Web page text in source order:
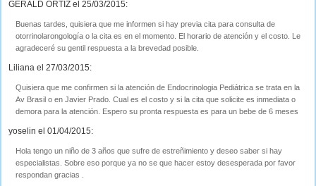
GERALD ORTIZ el 25/03/2015:
Buenas tardes, quisiera que me informen si hay previa cita para consulta de
otorrinolarongología o la cita es en el momento. El horario de atención y el costo. Le
agradeceré su gentil respuesta a la brevedad posible.
Liliana el 27/03/2015:
Quisiera que me confirmen si la atención de Endocrinologia Pediátrica se trata en la
Av Brasil o en Javier Prado. Cual es el costo y si la cita que solicite es inmediata o
demora para la atención. Espero su pronta respuesta es para un bebe de 6 meses
yoselin el 01/04/2015:
Hola tengo un niño de 3 años que sufre de estreñimiento y deseo saber si hay
especialistas. Sobre eso porque ya no se que hacer estoy desesperada por favor
respondan gracias .